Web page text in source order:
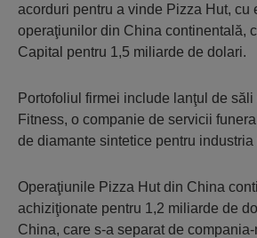
acorduri pentru a vinde Pizza Hut, cu
operaţiunilor din China continentală,
Capital pentru 1,5 miliarde de dolari.
Portofoliul firmei include lanţul de
Fitness, o companie de servicii
de diamante sintetice pentru industria
Operaţiunile Pizza Hut din China
achiziţionate pentru 1,2 miliarde de
China, care s-a separat de